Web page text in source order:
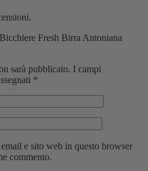
Fresh Birra Antoniana
sarà pubblicato. I campi
*
e sito web in questo browser
commento.